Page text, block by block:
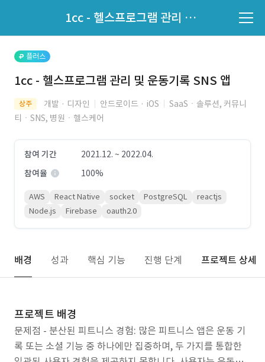
1cc - 헬스프로그램 관리 및 운동기록 SNS 앱
지원자 목록 바로가기
플러스
1cc - 헬스프로그램 관리 및 운동기록 SNS 앱
상주 개발 · 디자인 안드로이드 · iOS
SaaSㆍ솔루션, 커뮤니
티ㆍSNS, 병원ㆍ헬스케어
참여 기간
2021.12. ~ 2022.04.
참여율
100%
AWS React Native socket PostgreSQL
reactjs
Node.js
Firebase oauth2.0
배경 성과 핵심 기능 진행 단계 프로젝트 상세
프로젝트 배경
문제점 - 분산된 피트니스 경험: 많은 피트니스 앱은 운동 기
록 또는 소셜 기능 중 하나에만 집중하며, 두 가지를 통합한